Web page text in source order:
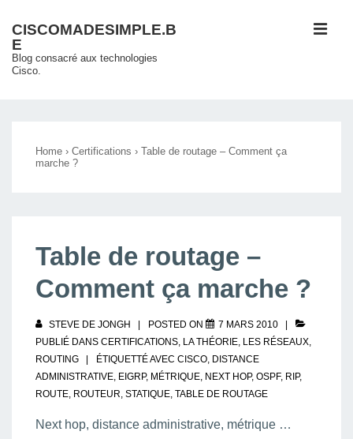
passer
au
contenu
CISCOMADESIMPLE.B
E
Blog consacré aux technologies
Cisco.
Home › Certifications › Table de routage – Comment ça
marche ?
Table de routage –
Comment ça marche ?
STEVE DE JONGH POSTED ON
7 MARS 2010
PUBLIÉ DANS CERTIFICATIONS, LA THÉORIE, LES RÉSEAUX,
ROUTING
ÉTIQUETTÉ AVEC CISCO, DISTANCE
ADMINISTRATIVE, EIGRP, MÉTRIQUE, NEXT HOP, OSPF, RIP,
ROUTE, ROUTEUR, STATIQUE, TABLE DE ROUTAGE
Next hop, distance administrative, métrique …